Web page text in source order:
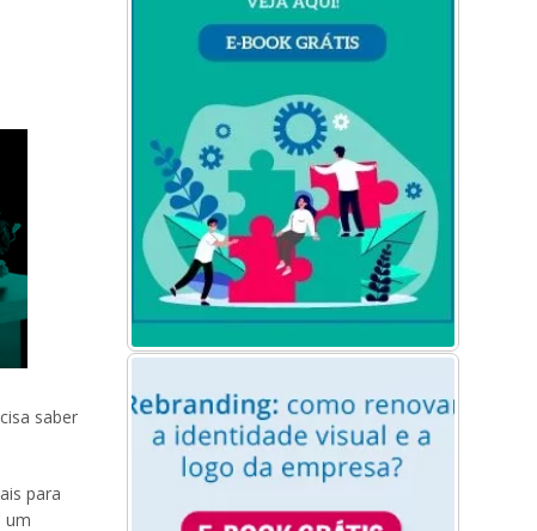
saber
para
um